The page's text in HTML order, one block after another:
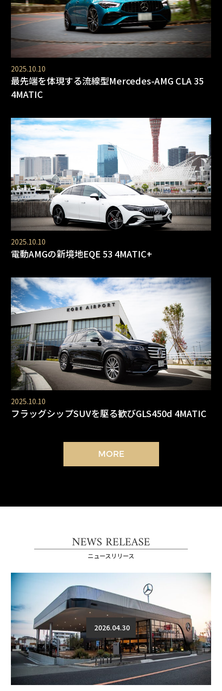
2025.10.10
最先端を体現する流線型Mercedes-AMG CLA 35
4MATIC
2025.10.10
電動AMGの新境地EQE 53 4MATIC+
2025.10.10
フラッグシップSUVを駆る歓びGLS450d 4MATIC
MORE
NEWS RELEASE
ニュースリリース
2026.04.30